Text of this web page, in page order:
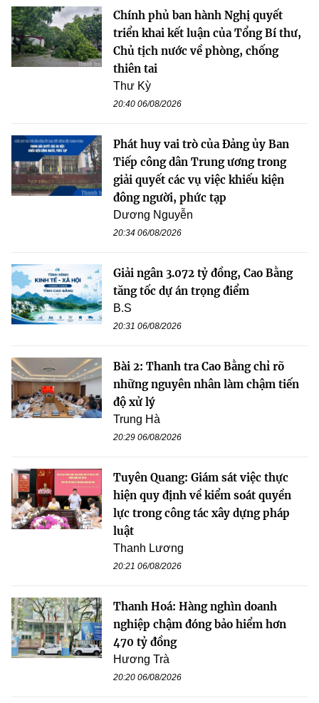
Chính phủ ban hành Nghị quyết
triển khai kết luận của Tổng Bí thư,
Chủ tịch nước về phòng, chống
thiên tai
Thư Kỳ
20:40 06/08/2026
Phát huy vai trò của Đảng ủy Ban
Tiếp công dân Trung ương trong
giải quyết các vụ việc khiếu kiện
đông người, phức tạp
Dương Nguyễn
20:34 06/08/2026
Giải ngân 3.072 tỷ đồng, Cao Bằng
tăng tốc dự án trọng điểm
B.S
20:31 06/08/2026
Bài 2: Thanh tra Cao Bằng chỉ rõ
những nguyên nhân làm chậm tiến
độ xử lý
Trung Hà
20:29 06/08/2026
Tuyên Quang: Giám sát việc thực
hiện quy định về kiểm soát quyền
lực trong công tác xây dựng pháp
luật
Thanh Lương
20:21 06/08/2026
Thanh Hoá: Hàng nghìn doanh
nghiệp chậm đóng bảo hiểm hơn
470 tỷ đồng
Hương Trà
20:20 06/08/2026